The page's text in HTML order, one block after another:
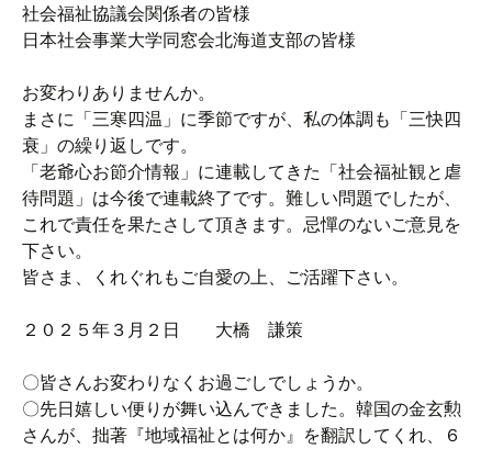
社会福祉協議会関係者の皆様
日本社会事業大学同窓会北海道支部の皆様
お変わりありませんか。
まさに「三寒四温」に季節ですが、私の体調も「三快四
衰」の繰り返しです。
「老爺心お節介情報」に連載してきた「社会福祉観と虐
待問題」は今後で連載終了です。難しい問題でしたが、
これで責任を果たさして頂きます。忌憚のないご意見を
下さい。
皆さま、くれぐれもご自愛の上、ご活躍下さい。
２０２５年３月２日 大橋 謙策
〇皆さんお変わりなくお過ごしでしょうか。
〇先日嬉しい便りが舞い込んできました。韓国の金玄勲
さんが、拙著『地域福祉とは何か』を翻訳してくれ、６